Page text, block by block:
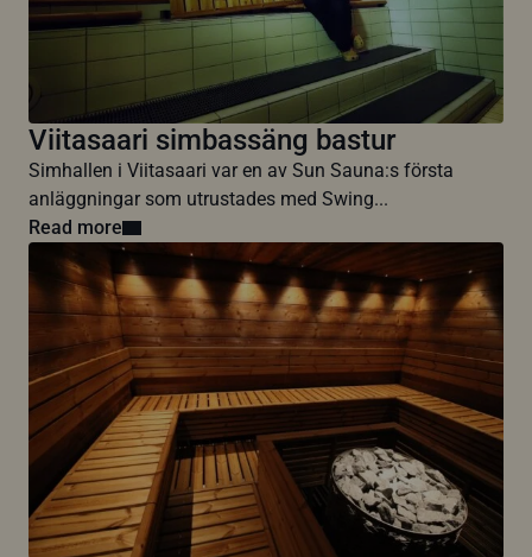
Viitasaari simbassäng bastur
Simhallen i Viitasaari var en av Sun Sauna:s första
anläggningar som utrustades med Swing...
Read more